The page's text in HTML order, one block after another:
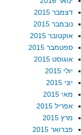
דצמבר 2015
נובמבר 2015
אוקטובר 2015
ספטמבר 2015
אוגוסט 2015
יולי 2015
יוני 2015
מאי 2015
אפריל 2015
מרץ 2015
פברואר 2015